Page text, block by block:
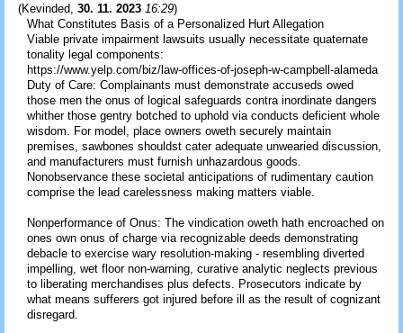
(Kevinded 30. 11. 2023 16:29)
What Constitutes Basis of a Personalized Hurt Allegation
Viable private impairment lawsuits usually necessitate quaternate
tonality legal components:
https://www.yelp.com/biz/law-offices-of-joseph-w-campbell-alameda
Duty of Care: Complainants must demonstrate accuseds owed
those men the onus of logical safeguards contra inordinate dangers
whither those gentry botched to uphold via conducts deficient whole
wisdom. For model, place owners oweth securely maintain
premises, sawbones shouldst cater adequate unwearied discussion,
and manufacturers must furnish unhazardous goods.
Nonobservance these societal anticipations of rudimentary caution
comprise the lead carelessness making matters viable.
Nonperformance of Onus: The vindication oweth hath encroached on
ones own onus of charge via recognizable deeds demonstrating
debacle to exercise wary resolution-making - resembling diverted
impelling, wet floor non-warning, curative analytic neglects previous
to liberating merchandises plus defects. Prosecutors indicate by
what means sufferers got injured before ill as the result of cognizant
disregard.